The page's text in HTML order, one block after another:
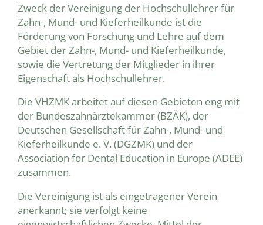
Zweck der Vereinigung der Hochschullehrer für
Zahn-, Mund- und Kieferheilkunde ist die
Förderung von Forschung und Lehre auf dem
Gebiet der Zahn-, Mund- und Kieferheilkunde,
sowie die Vertretung der Mitglieder in ihrer
Eigenschaft als Hochschullehrer.
Die VHZMK arbeitet auf diesen Gebieten eng mit
der Bundeszahnärztekammer (BZÄK), der
Deutschen Gesellschaft für Zahn-, Mund- und
Kieferheilkunde e. V. (DGZMK) und der
Association for Dental Education in Europe (ADEE)
zusammen.
Die Vereinigung ist als eingetragener Verein
anerkannt; sie verfolgt keine